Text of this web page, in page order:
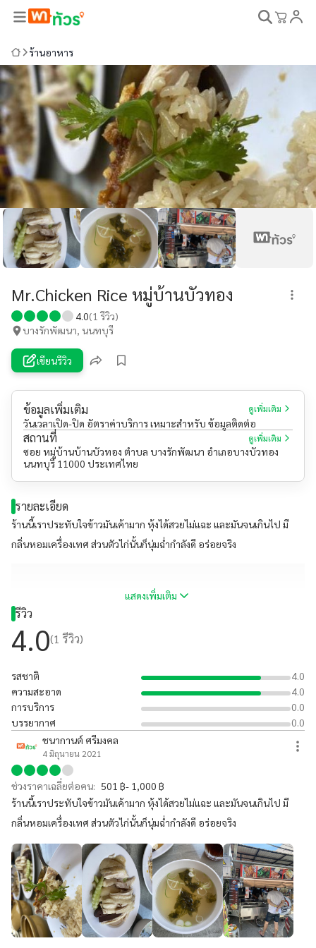
ร้านอาหาร
Mr.Chicken Rice หมู่บ้านบัวทอง
4.0(1 รีวิว)
บางรักพัฒนา, นนทบุรี
เขียนรีวิว
ข้อมูลเพิ่มเติม ดูเพิ่มเติม
วันเวลาเปิด-ปิด อัตราค่าบริการ เหมาะสำหรับ ข้อมูลติดต่อ
สถานที่ ดูเพิ่มเติม
ซอย หมู่บ้านบ้านบัวทอง ตำบล บางรักพัฒนา อำเภอบางบัวทอง
นนทบุรี 11000 ประเทศไทย
รายละเอียด
ร้านนี้เราประทับใจข้าวมันเค้ามาก หุ้งได้สวยไม่แฉะ และมันจนเกินไป มี
กลิ่นหอมเครื่องเทศ ส่วนตัวไก่นั้นก็นุ่มฉ่ำกำลังดี อร่อยจริง
แสดงเพิ่มเติม
รีวิว
4.0(1 รีวิว)
รสชาติ
4.0
ความสะอาด
4.0
การบริการ
0.0
บรรยากาศ
0.0
ชนากานต์ ศรีมงคล
4 มิถุนายน 2021
ช่วงราคาเฉลี่ยต่อคน: 501 ฿- 1,000 ฿
ร้านนี้เราประทับใจข้าวมันเค้ามาก หุ้งได้สวยไม่แฉะ และมันจนเกินไป มี
กลิ่นหอมเครื่องเทศ ส่วนตัวไก่นั้นก็นุ่มฉ่ำกำลังดี อร่อยจริง